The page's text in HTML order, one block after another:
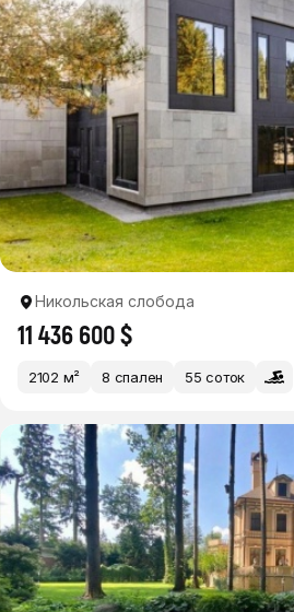
Никольская слобода
11 436 600 $
2102 м² 8 спален 55 соток